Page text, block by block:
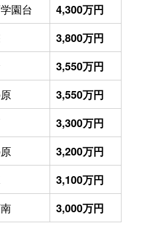
園台
4,300万円
3,800万円
3,550万円
3,550万円
3,300万円
3,200万円
3,100万円
3,000万円